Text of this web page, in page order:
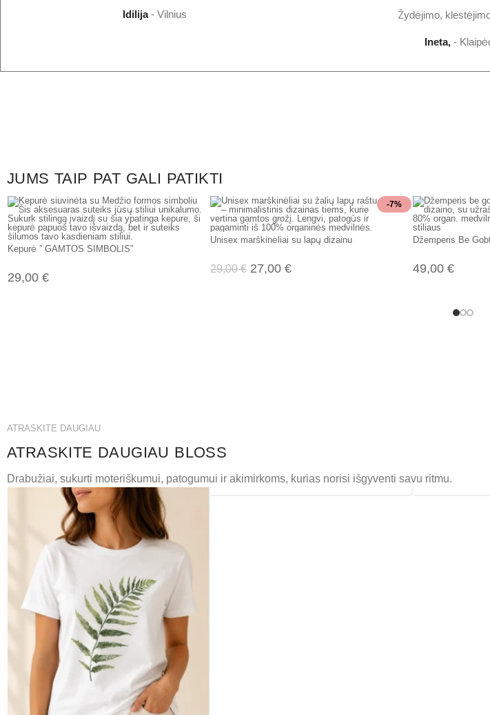
Idilija Vilnius
Žydėjimo,
Ineta,
JUMS TAIP PAT GALI PATIKTI
Kepurė ” GAMTOS SIMBOLIS”
29,00 €
-7%
Unisex marškinėliai su lapų dizainu
29,00€ 27,00€
Džemperis Be
49,00€
ATRASKITE DAUGIAU
ATRASKITE DAUGIAU BLOSS
Drabužiai, sukurti moteriškumui, patogumui ir akimirkoms, kurias norisi išgyventi savu ritmu.
MAUDYMOSI
KOSTIUMĖLIAI
TAMPRĖS